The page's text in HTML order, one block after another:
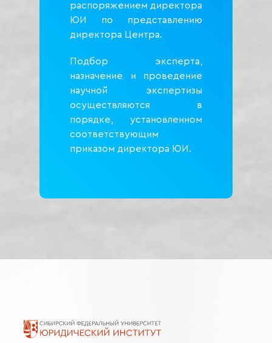
распоряжением директора
ЮИ по представлению
директора Центра.
Подбор эксперта,
назначение и проведение
научной экспертизы
осуществляются в
порядке, установленном
соответствующим
приказом директора ЮИ.